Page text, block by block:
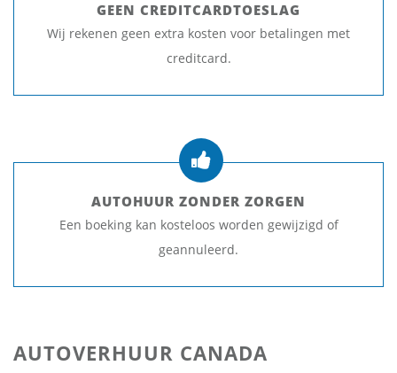
GEEN CREDITCARDTOESLAG
Wij rekenen geen extra kosten voor betalingen met
creditcard.
AUTOHUUR ZONDER ZORGEN
Een boeking kan kosteloos worden gewijzigd of
geannuleerd.
AUTOVERHUUR CANADA